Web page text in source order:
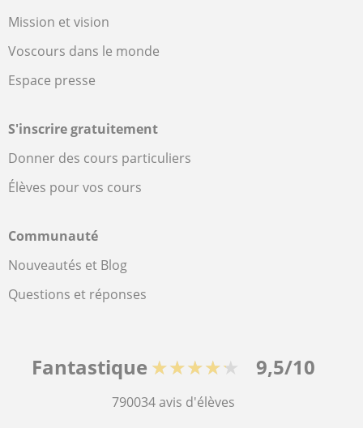
Mission et vision
Voscours dans le monde
Espace presse
S'inscrire gratuitement
Donner des cours particuliers
Élèves pour vos cours
Communauté
Nouveautés et Blog
Questions et réponses
Fantastique ★★★★★ 9,5/10
790034avis d'élèves